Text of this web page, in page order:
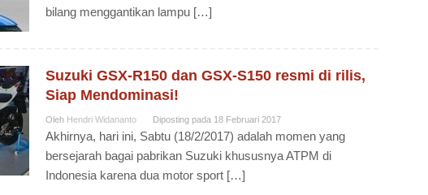
bilang menggantikan lampu […]
Suzuki GSX-R150 dan GSX-S150 resmi di rilis,
Siap Mendominasi!
Oleh Hendri Widananto Diposting pada 18 Februari 2017
Akhirnya, hari ini, Sabtu (18/2/2017) adalah momen yang
bersejarah bagai pabrikan Suzuki khususnya ATPM di
Indonesia karena dua motor sport […]